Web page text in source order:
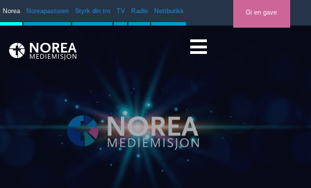
Norea Noreapastoren Styrk din tro TV Radio Nettbutikk Gi en gave